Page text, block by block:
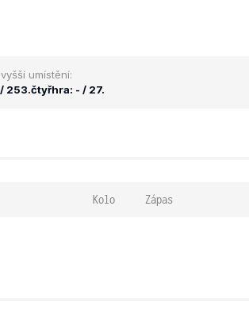
umístění:
253.čtyřhra: - / 27.
Kolo Zápas